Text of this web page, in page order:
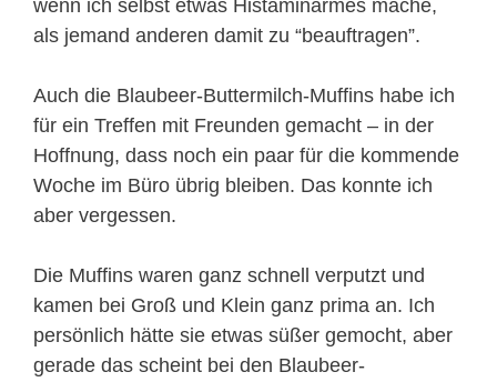
wenn ich selbst etwas Histaminarmes mache,
als jemand anderen damit zu “beauftragen”.
Auch die Blaubeer-Buttermilch-Muffins habe ich
für ein Treffen mit Freunden gemacht – in der
Hoffnung, dass noch ein paar für die kommende
Woche im Büro übrig bleiben. Das konnte ich
aber vergessen.
Die Muffins waren ganz schnell verputzt und
kamen bei Groß und Klein ganz prima an. Ich
persönlich hätte sie etwas süßer gemocht, aber
gerade das scheint bei den Blaubeer-